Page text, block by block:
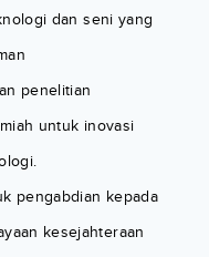
dan seni yang
penelitian
untuk inovasi
pengabdian kepada
kesejahteraan